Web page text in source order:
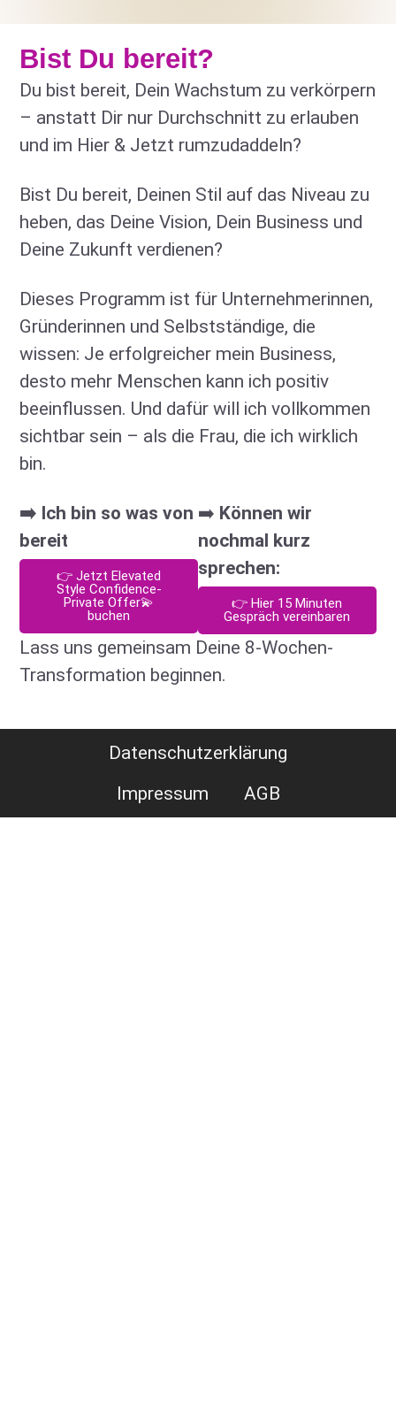
Bist Du bereit?
Du bist bereit, Dein Wachstum zu verkörpern
– anstatt Dir nur Durchschnitt zu erlauben
und im Hier & Jetzt rumzudaddeln?
Bist Du bereit, Deinen Stil auf das Niveau zu
heben, das Deine Vision, Dein Business und
Deine Zukunft verdienen?
Dieses Programm ist für Unternehmerinnen,
Gründerinnen und Selbstständige, die
wissen: Je erfolgreicher mein Business,
desto mehr Menschen kann ich positiv
beeinflussen. Und dafür will ich vollkommen
sichtbar sein – als die Frau, die ich wirklich
bin.
➡️ Ich bin so was von
bereit
👉 Jetzt Elevated
Style Confidence-
Private Offer💫
buchen
➡️ Können wir
nochmal kurz
sprechen:
👉 Hier 15 Minuten
Gespräch vereinbaren
Lass uns gemeinsam Deine 8-Wochen-
Transformation beginnen.
Datenschutzerklärung
Impressum
AGB